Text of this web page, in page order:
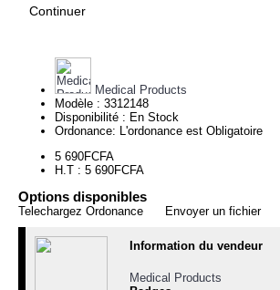
Continuer
Medical Products
Modèle : 3312148
Disponibilité : En Stock
Ordonance: L'ordonance est Obligatoire
5 690FCFA
H.T : 5 690FCFA
Options disponibles
Telechargez Ordonance Envoyer un fichier
Information du vendeur
Medical Products